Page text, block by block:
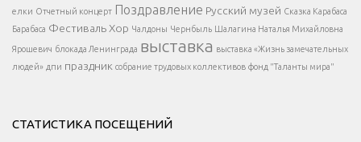
</div >
елки Отчетный концерт Поздравление Русский музей Сказка Карабаса
Барабаса ФестивальХор Чалдоны Чернбыль Шалагина Наталья Михайловна
Ярошевич блокада Ленинграда выставка выставка «Жизнь замечательных
людей» дпи праздник собрание трудовых коллективов фонд "Таланты мира"
СТАТИСТИКА ПОСЕЩЕНИЙ